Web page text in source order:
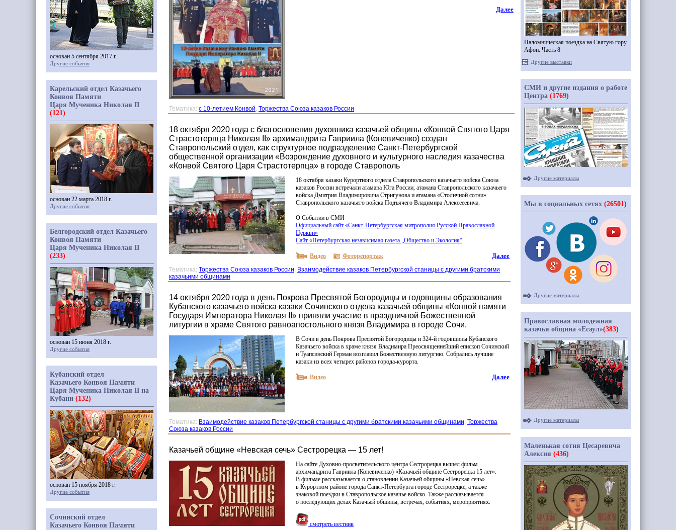
Далее
Тематика: с 10-летием Конвой, Торжества Союза казаков России
18 октября 2020 года с благословения духовника казачьей общины «Конвой Святого Царя
Страстотерпца Николая II» архимандрита Гавриила (Коневиченко) создан
Ставропольский отдел, как структурное подразделение Санкт-Петербургской
общественной организации «Возрождение духовного и культурного наследия казачества
«Конвой Святого Царя Страстотерпца» в городе Ставрополь
18 октября казаки Курортного отдела Ставропольского казачьего войска Союза
казаков России встречали атамана Юга России, атамана Ставропольского казачьего
войска Дмитрия Владимировича Стригунова и атамана «Столичной сотни»
Ставропольского казачьего войска Подъячего Владимира Алексееевича.
О Событии в СМИ
Официальный сайт «Санкт-Петербургская митрополия Русской Православной
Церкви»
Сайт «Петербургская независимая газета „Общество и Экология“
Далее
Видео
Фоторепортаж
Тематика: Торжества Союза казаков России, Взаимодействие казаков Петербургской станицы с другими братскими
казачьими общинами
14 октября 2020 года в день Покрова Пресвятой Богородицы и годовщины образования
Кубанского казачьего войска казаки Сочинского отдела казачьей общины «Конвой памяти
Государя Императора Николая II» приняли участие в праздничной Божественной
литургии в храме Святого равноапостольного князя Владимира в городе Сочи.
В Сочи в день Покрова Пресвятой Богородицы и 324-й годовщины Кубанского
Казачьего войска в храме князя Владимира Преосвященнейший епископ Сочинский
и Туапсинский Герман возглавил Божественную литургию. Собрались лучшие
казаки из всех четырех районов города-курорта.
Далее
Видео
Тематика: Взаимодействие казаков Петербургской станицы с другими братскими казачьими общинами, Торжества
Союза казаков России
Казачьей общине «Невская сечь» Сестрорецка — 15 лет!
На сайте Духовно-просветительского центра Сестрорецка вышел фильм
архимандрита Гавриила (Коневиченко) «Казачьей общине Сестрорецка 15 лет».
В фильме рассказывается о становлении Казачьей общины «Невская сечь»
в Курортном районе города Санкт-Петербурга городе Сестрорецке, а также
знаковой поездки в Ставропольское казачье войско. Также рассказывается
о последующих делах Казачьей общины, встречах, событиях, мероприятиях.
смотреть вестник
основан 5 сентября 2017 г.
Другие события
Карельский отдел Казачьего
Конвоя Памяти
Царя Мученика Николая II
(121)
основан 22 марта 2018 г.
Другие события
Белгородский отдел Казачьего
Конвоя Памяти
Царя Мученика Николая II
(233)
основан 15 июня 2018 г.
Другие события
Кубанский отдел
Казачьего Конвоя Памяти
Царя Мученика Николая II на
Кубани (132)
основан 15 ноября 2018 г.
Другие события
Сочинский отдел
Казачьего Конвоя Памяти
Паломническая поездка на Святую гору
Афон. Часть 8
Другие выставки
СМИ и другие издания о работе
Центра (1769)
Другие материалы
Мы в социальных сетях (26501)
Другие материалы
Православная молодежная
казачья община «Есаул»(383)
Другие материалы
Маленькая сотня Цесаревича
Алексия (436)